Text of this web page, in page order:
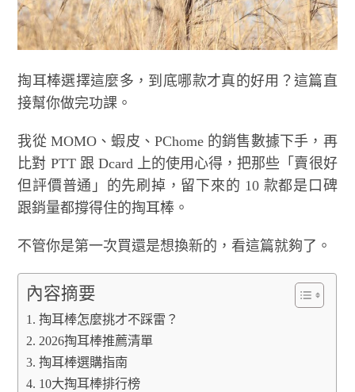
掏耳棒選擇這麼多，到底哪款才真的好用？這篇直
接幫你做完功課。
我從 MOMO、蝦皮、PChome 的銷售數據下手，再
比對 PTT 跟 Dcard 上的使用心得，把那些「賣很好
但評價普通」的先刷掉，留下來的 10 款都是口碑
跟銷量都撐得住的掏耳棒。
不管你是第一次買還是想換新的，看這篇就夠了。
內容摘要
掏耳棒怎麼挑才不踩雷？
2026掏耳棒推薦清單
掏耳棒選購指南
10大掏耳棒排行榜